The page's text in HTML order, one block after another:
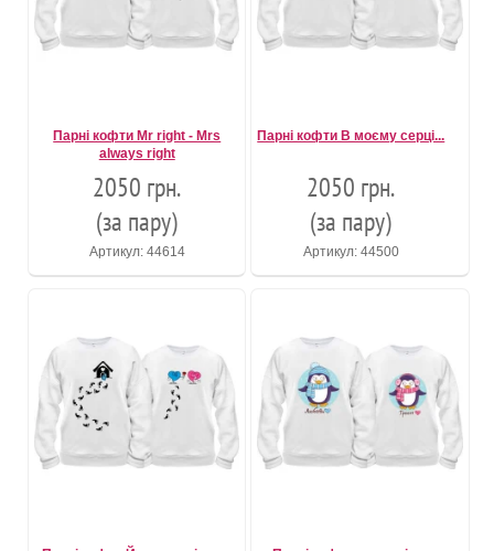
Парні кофти Mr right - Mrs
always right
2050 грн.
(за пару)
Артикул: 44614
Парні кофти В моєму серці...
2050 грн.
(за пару)
Артикул: 44500